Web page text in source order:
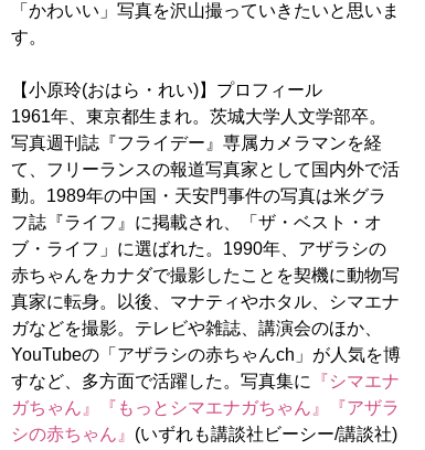
「かわいい」写真を沢山撮っていきたいと思いま
す。
【小原玲(おはら・れい)】プロフィール
1961年、東京都生まれ。茨城大学人文学部卒。
写真週刊誌『フライデー』専属カメラマンを経
て、フリーランスの報道写真家として国内外で活
動。1989年の中国・天安門事件の写真は米グラ
フ誌『ライフ』に掲載され、「ザ・ベスト・オ
ブ・ライフ」に選ばれた。1990年、アザラシの
赤ちゃんをカナダで撮影したことを契機に動物写
真家に転身。以後、マナティやホタル、シマエナ
ガなどを撮影。テレビや雑誌、講演会のほか、
YouTubeの「アザラシの赤ちゃんch」が人気を博
すなど、多方面で活躍した。写真集に
『シマエナ
ガちゃん』
『もっとシマエナガちゃん』
『アザラ
シの赤ちゃん』 (いずれも講談社ビーシー/講談社)